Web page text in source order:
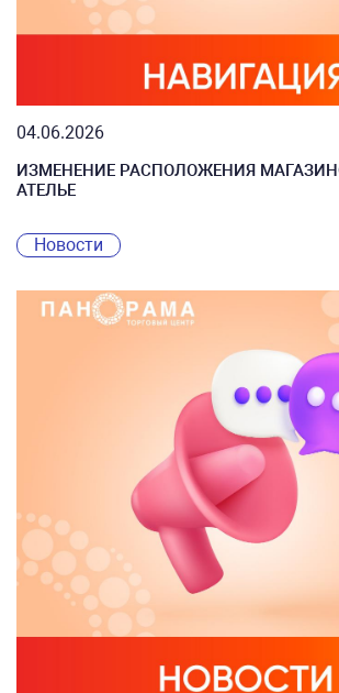
04.06.2026
ИЗМЕНЕНИЕ РАСПОЛОЖЕНИЯ
АТЕЛЬЕ
Новости